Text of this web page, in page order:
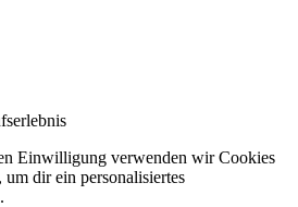
Einwilligung verwenden wir Cookies
dir ein personalisiertes